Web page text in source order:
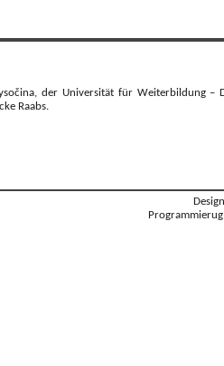
der Universität für Weiterbildung –
Raabs.